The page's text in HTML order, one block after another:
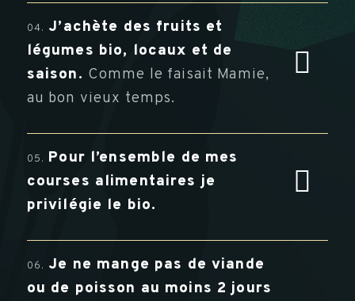
04. J’achète des fruits et
légumes bio, locaux et de
saison. Comme le faisait Mamie,
au bon vieux temps.
05. Pour l’ensemble de mes
courses alimentaires je
privilégie le bio.
06. Je ne mange pas de viande
ou de poisson au moins 2 jours